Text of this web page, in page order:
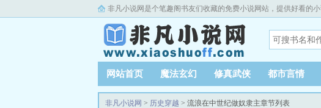
非凡小说网是个笔趣阁书友们收藏的免费小说网站，提供好看的小
网站首页 魔法玄幻 修真武侠 都市言情
非凡小说网 > 历史穿越 > 流浪在中世纪做奴隶主章节列表